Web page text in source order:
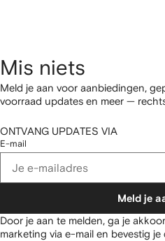
Mis niets
Meld je aan voor aanbiedingen,
voorraad updates en meer —
ONTVANG UPDATES VIA
E-mail
Meld je
Door je aan te melden, ga je
marketing via e-mail en bevestig je